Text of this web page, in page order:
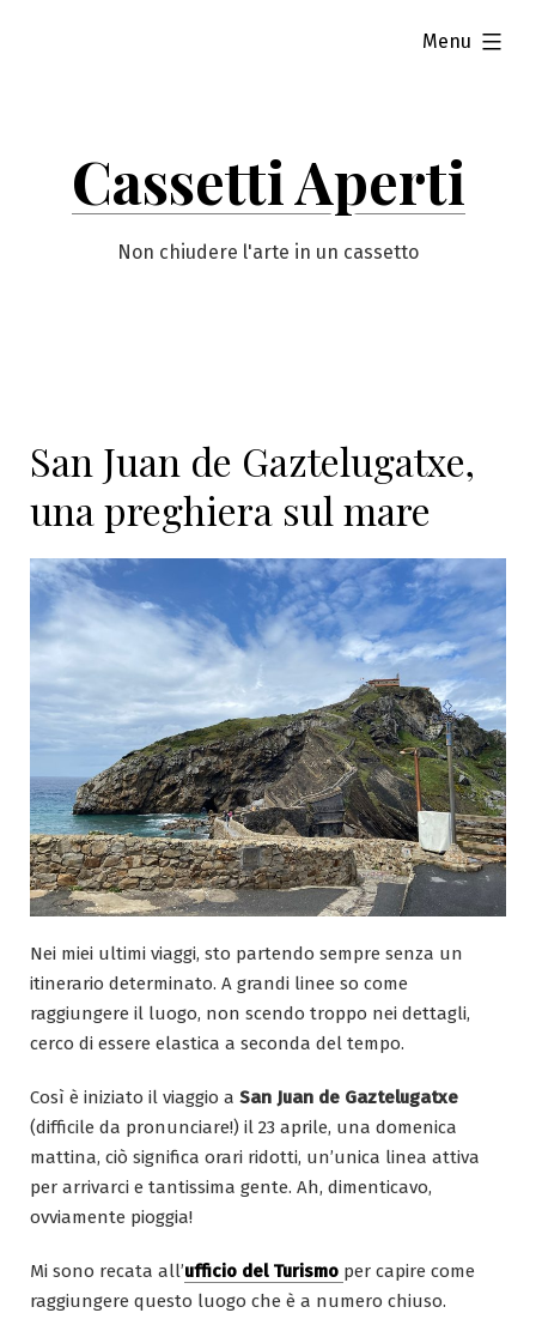
Cassetti Aperti
Non chiudere l'arte in un cassetto
Menu
esteso
San Juan de Gaztelugatxe,
una preghiera sul mare
Nei miei ultimi viaggi, sto partendo sempre senza un
itinerario determinato. A grandi linee so come
raggiungere il luogo, non scendo troppo nei dettagli,
cerco di essere elastica a seconda del tempo.
Così è iniziato il viaggio a San Juan de Gaztelugatxe
(difficile da pronunciare!) il 23 aprile, una domenica
mattina, ciò significa orari ridotti, un’unica linea attiva
per arrivarci e tantissima gente. Ah, dimenticavo,
ovviamente pioggia!
Mi sono recata all’ufficio del Turismo per capire come
raggiungere questo luogo che è a numero chiuso.